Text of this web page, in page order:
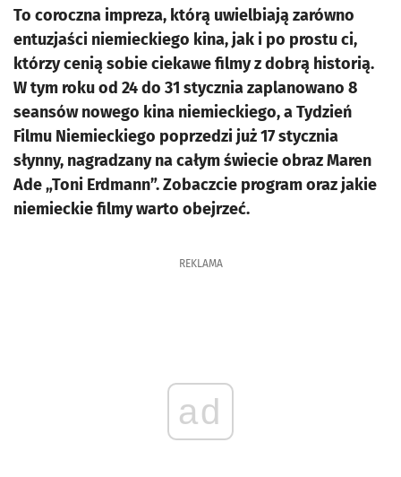
To coroczna impreza, którą uwielbiają zarówno
entuzjaści niemieckiego kina, jak i po prostu ci,
którzy cenią sobie ciekawe filmy z dobrą historią.
W tym roku od 24 do 31 stycznia zaplanowano 8
seansów nowego kina niemieckiego, a Tydzień
Filmu Niemieckiego poprzedzi już 17 stycznia
słynny, nagradzany na całym świecie obraz Maren
Ade „Toni Erdmann”. Zobaczcie program oraz jakie
niemieckie filmy warto obejrzeć.
REKLAMA
ad